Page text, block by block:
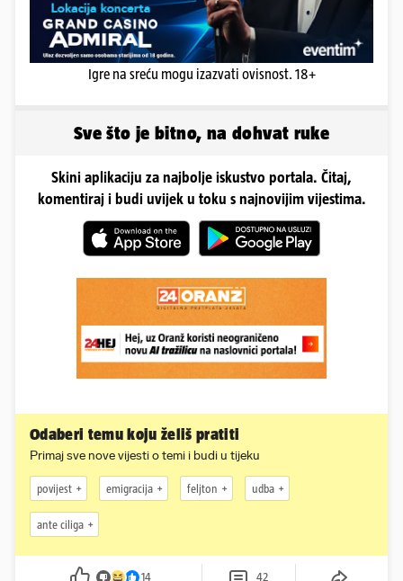
Igre na sreću mogu izazvati ovisnost. 18+
Sve što je bitno, na dohvat ruke
Skini aplikaciju za najbolje iskustvo portala. Čitaj,
komentiraj i budi uvijek u toku s najnovijim vijestima.
Odaberi temu koju želiš pratiti
Primaj sve nove vijesti o temi i budi u tijeku
povijest emigracija feljton udba
ante ciliga
14 42